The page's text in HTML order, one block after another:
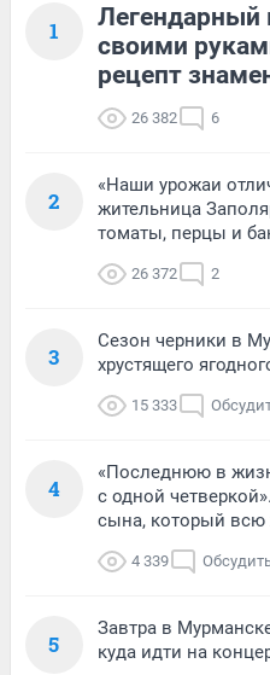
1
Легендарный
своими
рецепт
26 382 6
2
«Наши урожаи
жительница
томаты, перцы и
26 372 2
3
Сезон черники в
хрустящего
15 333
4
«Последнюю в
с одной
сына, который всю
4 339
5
Завтра в
куда идти на